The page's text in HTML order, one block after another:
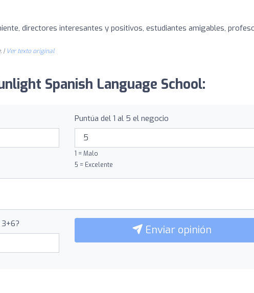
directores interesantes y positivos, estudiantes amigables,
| Ver texto original
Spanish Language School:
Puntúa del 1 al 5 el negocio
1 = Malo
5 = Excelente
Enviar opinión